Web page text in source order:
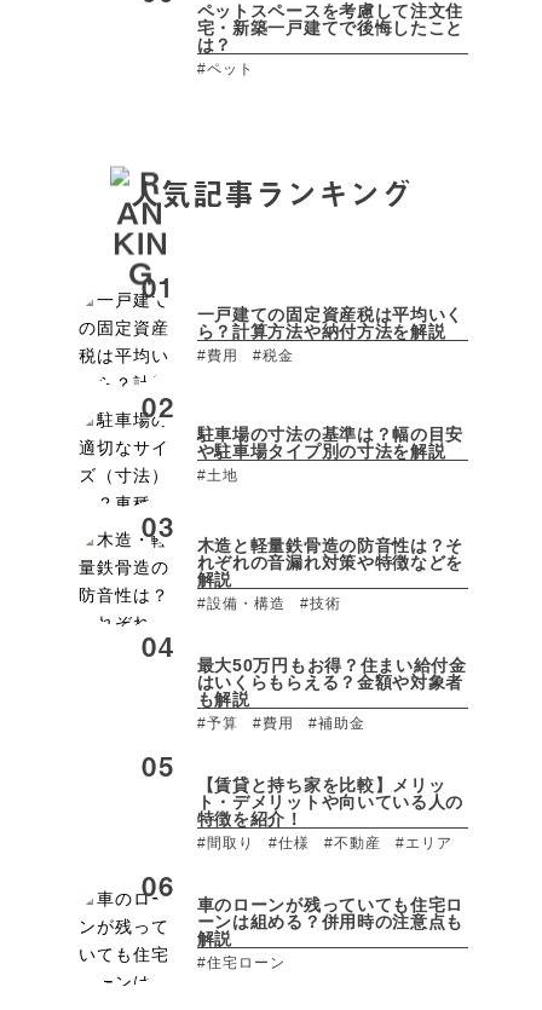
ペットスペースを考慮して注文住
宅・新築一戸建てで後悔したこと
は？
#ペット
人気記事ランキング
一戸建ての固定資産税は平均いく
ら？計算方法や納付方法を解説
#費用 #税金
駐車場の寸法の基準は？幅の目安
や駐車場タイプ別の寸法を解説
#土地
木造と軽量鉄骨造の防音性は？そ
れぞれの音漏れ対策や特徴などを
解説
#設備・構造 #技術
最大50万円もお得？住まい給付金
はいくらもらえる？金額や対象者
も解説
#予算 #費用 #補助金
【賃貸と持ち家を比較】メリッ
ト・デメリットや向いている人の
特徴を紹介！
#間取り #仕様 #不動産 #エリア
車のローンが残っていても住宅ロ
ーンは組める？併用時の注意点も
解説
#住宅ローン